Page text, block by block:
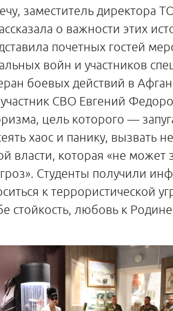
заместитель директора
о важности этих
почетных гостей
войн и участников
боевых действий в
СВО Евгений
цель которого —
хаос и панику, вызвать
власти, которая «не может
Студенты получили
к террористической
стойкость, любовь к